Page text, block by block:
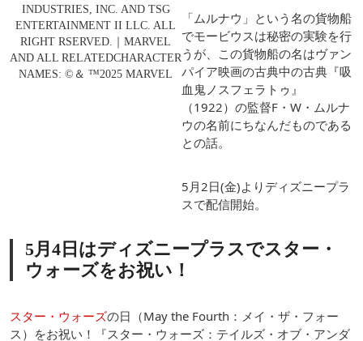
INDUSTRIES, INC. AND TSG
ENTERTAINMENT II LLC. ALL
RIGHT RSERVED.｜MARVEL
AND ALL RELATEDCHARACTER
NAMES: ©＆ ™2025 MARVEL
「ムルナウ」という名の貨物船
でモービウスは秘密の実験を行
うが、この貨物船の名はヴァン
パイア映画の古典中の古典『吸
血鬼ノスフェラトゥ』
（1922）の監督F・W・ムルナ
ウの名前にちなんだものである
との話。
5月2日(金)よりディズニープラ
スで配信開始。
5月4日はディズニープラスでスター・
ウォーズをお祝い！
スター・ウォーズの日（May the Fourth：メイ・ザ・フォー
ス）をお祝い！『スター・ウォーズ：テイルズ・オブ・アンダ